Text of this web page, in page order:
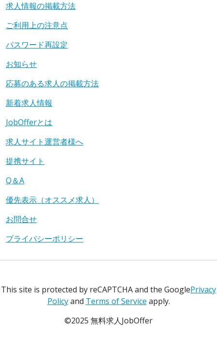
求人情報の掲載方法
ご利用上の注意点
パスワード再設定
お知らせ
応募のある求人の掲載方法
新着求人情報
JobOfferとは
求人サイト運営者様へ
提携サイト
Q＆A
優先表示（オススメ求人）
お問合せ
プライバシーポリシー
This site is protected by reCAPTCHA and the GooglePrivacy
Policyand Terms of Service apply.
©2025 無料求人JobOffer